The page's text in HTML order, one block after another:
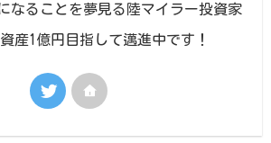
なることを夢見る陸マイラー投資家
1億円目指して邁進中です！